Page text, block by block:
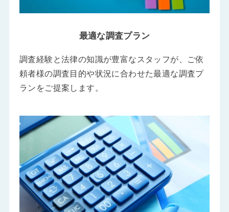
最適な調査プラン
調査経験と法律の知識が豊富なスタッフが、ご依
頼者様の調査目的や状況に合わせた最適な調査プ
ランをご提案します。